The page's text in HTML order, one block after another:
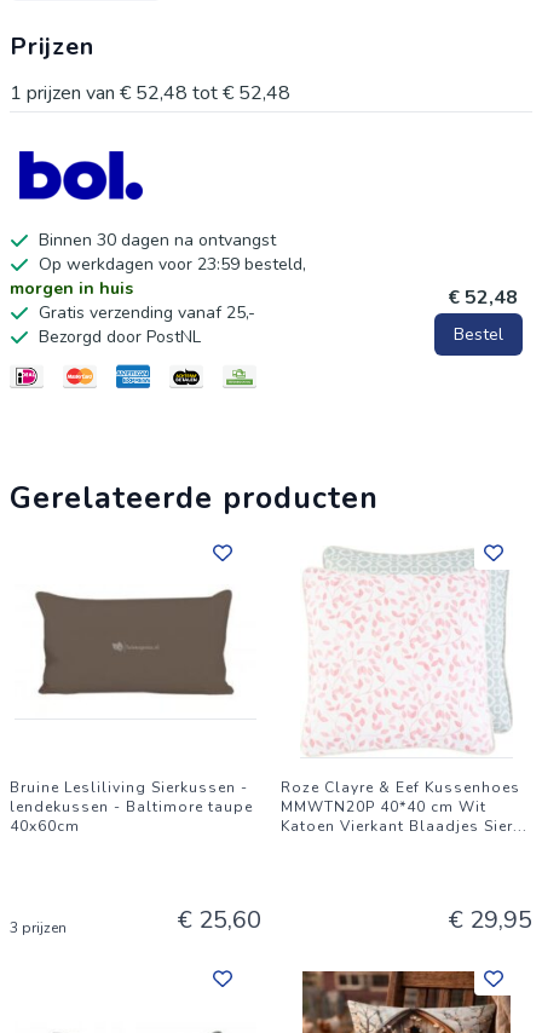
Ideaal voor zowel jongens als meisjes, dit kussen zorgt voor
een unieke touch in elke kinderkamer. Maak de ruimte af met
Prijzen
1 prijzen van € 52,48 tot€ 52,48
Binnen 30 dagen na ontvangst
Op werkdagen voor 23:59 besteld,
morgen in huis
Gratis verzending vanaf 25,-
Bezorgd door PostNL
€ 52,48
Bestel
Gerelateerde producten
Bruine Lesliliving Sierkussen -
lendekussen - Baltimore taupe
40x60cm
3 prijzen € 25,60
Roze Clayre & Eef Kussenhoes
MMWTN20P 40*40 cm Wit
Katoen Vierkant Blaadjes Sier...
€ 29,95